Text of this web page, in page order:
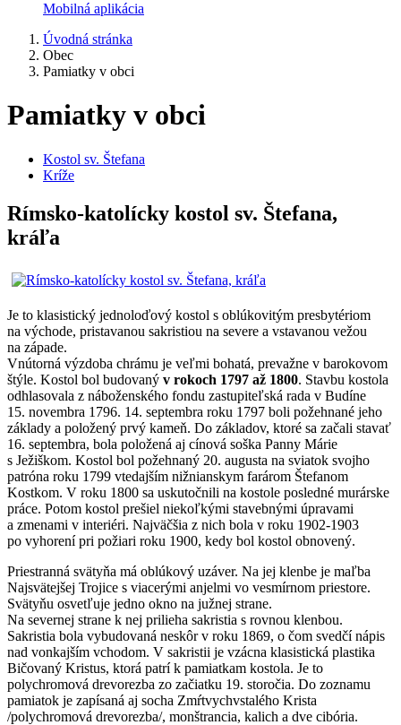
Mobilná aplikácia
Úvodná stránka
Obec
Pamiatky v obci
Pamiatky v obci
Kostol sv. Štefana
Kríže
Rímsko-katolícky kostol sv. Štefana,
kráľa
Je to klasistický jednoloďový kostol s oblúkovitým presbytériom
na východe, pristavanou sakristiou na severe a vstavanou vežou
na západe.
Vnútorná výzdoba chrámu je veľmi bohatá, prevažne v barokovom
štýle. Kostol bol budovaný v rokoch 1797 až 1800. Stavbu kostola
odhlasovala z náboženského fondu zastupiteľská rada v Budíne
15. novembra 1796. 14. septembra roku 1797 boli požehnané jeho
základy a položený prvý kameň. Do základov, ktoré sa začali stavať
16. septembra, bola položená aj cínová soška Panny Márie
s Ježiškom. Kostol bol požehnaný 20. augusta na sviatok svojho
patróna roku 1799 vtedajším nižnianskym farárom Štefanom
Kostkom. V roku 1800 sa uskutočnili na kostole posledné murárske
práce. Potom kostol prešiel niekoľkými stavebnými úpravami
a zmenami v interiéri. Najväčšia z nich bola v roku 1902-1903
po vyhorení pri požiari roku 1900, kedy bol kostol obnovený.
Priestranná svätyňa má oblúkový uzáver. Na jej klenbe je maľba
Najsvätejšej Trojice s viacerými anjelmi vo vesmírnom priestore.
Svätyňu osvetľuje jedno okno na južnej strane.
Na severnej strane k nej prilieha sakristia s rovnou klenbou.
Sakristia bola vybudovaná neskôr v roku 1869, o čom svedčí nápis
nad vonkajším vchodom. V sakristii je vzácna klasistická plastika
Bičovaný Kristus, ktorá patrí k pamiatkam kostola. Je to
polychromová drevorezba zo začiatku 19. storočia. Do zoznamu
pamiatok je zapísaná aj socha Zmŕtvychvstalého Krista
/polychromová drevorezba/, monštrancia, kalich a dve cibória.